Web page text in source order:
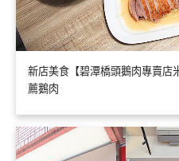
新店美食【碧潭橋頭鵝肉專賣店
薦鵝肉